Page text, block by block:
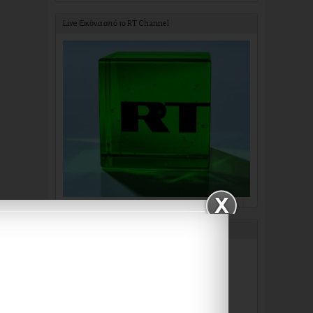
Live Εικόνα από το RT Channel